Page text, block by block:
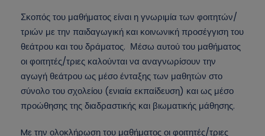
Σκοπός του μαθήματος είναι η γνωριμία των φοιτητών/
τριών με την παιδαγωγική και κοινωνική προσέγγιση του
θεάτρου και του δράματος. Μέσω αυτού του μαθήματος
οι φοιτητές/τριες καλούνται να αναγνωρίσουν την
αγωγή θεάτρου ως μέσο ένταξης των μαθητών στο
σύνολο του σχολείου (ενιαία εκπαίδευση) και ως μέσο
προώθησης της διαδραστικής και βιωματικής μάθησης.
Mε την ολοκλήρωση του μαθήματος οι φοιτητές/τριες